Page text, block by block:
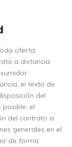
oferta
a distancia
el texto de
del
el
del contrato a
generales en el
de forma